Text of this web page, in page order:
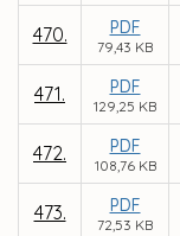
470. PDF
79,43 KB
471. PDF
129,25 KB
472. PDF
108,76 KB
473. PDF
72,53 KB